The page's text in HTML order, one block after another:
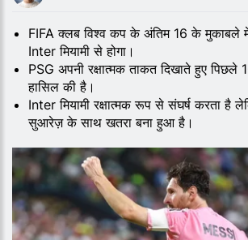
FIFA क्लब विश्व कप के अंतिम 16 के मुकाबले
Inter मियामी से होगा।
PSG अपनी रक्षात्मक ताकत दिखाते हुए
हासिल की है।
Inter मियामी रक्षात्मक रूप से संघर्ष करता है
सुआरेज़ के साथ खतरा बना हुआ है।